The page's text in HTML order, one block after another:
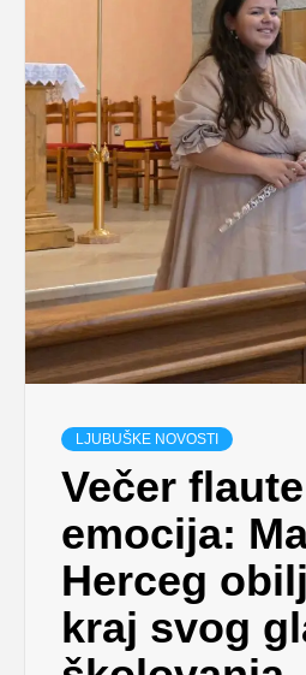
LJUBUŠKE NOVOSTI
Večer
emocija:
Herceg
kraj svog